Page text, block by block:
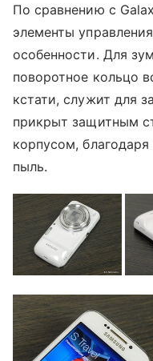
По сравнению с
элементы
особенности. Для
поворотное кольцо
кстати, служит для
прикрыт защитным
корпусом,
пыль.